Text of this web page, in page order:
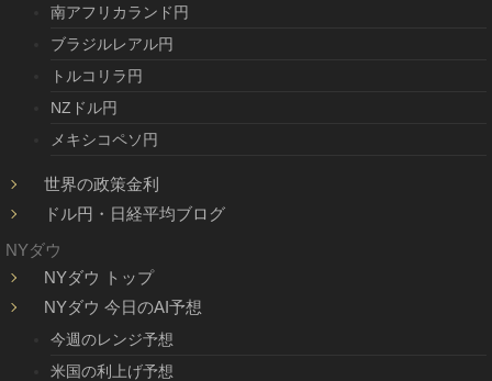
南アフリカランド円
ブラジルレアル円
トルコリラ円
NZドル円
メキシコペソ円
世界の政策金利
ドル円・日経平均ブログ
NYダウ
NYダウ トップ
NYダウ 今日のAI予想
今週のレンジ予想
米国の利上げ予想